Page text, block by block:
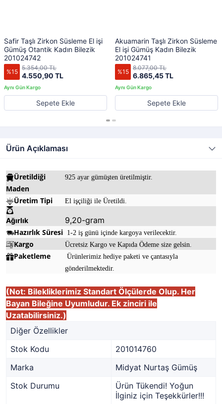
Safir Taşlı Zirkon Süsleme El işi
Gümüş Otantik Kadın Bilezik
201024742
%15 4.550,90 TL
5.354,00 TL
Sepete Ekle
Akuamarin Taşlı Zirkon Süsleme
El işi Gümüş Kadın Bilezik
201024741
%15 6.865,45 TL
8.077,00 TL
Sepete Ekle
Ürün Açıklaması
Üretildiği
Maden
925 ayar gümüşten üretilmiştir.
Üretim Tipi El işçiliği ile Üretildi.
Ağırlık 9,20-gram
Hazırlık Süresi 1-2 iş günü içinde kargoya verilecektir.
Kargo Ücretsiz Kargo ve Kapıda Ödeme size gelsin.
Paketleme
Ürünlerimiz hediye paketi ve çantasıyla
gönderilmektedir.
(Not: Bilekliklerimiz Standart Ölçülerde Olup. Her
Bayan Bileğine Uyumludur. Ek zinciri ile
Uzatabilirsiniz.)
Diğer Özellikler
Stok Kodu
201014760
Marka
Midyat Nurtaş Gümüş
Stok Durumu
Ürün Tükendi! Yoğun
İlginiz için Teşekkürler!!!